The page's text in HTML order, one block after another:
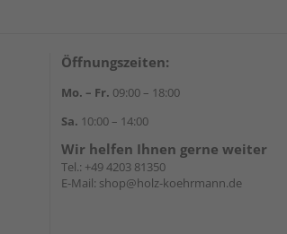
Öffnungszeiten:
Mo. – Fr. 09:00 – 18:00
Sa. 10:00 – 14:00
Wir helfen Ihnen gerne weiter
Tel.: +49 4203 81350
E-Mail: shop@holz-koehrmann.de